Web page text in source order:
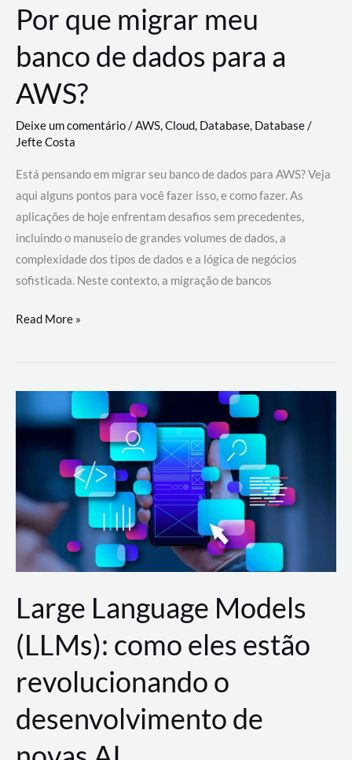
Por que migrar meu
banco de dados para a
AWS?
Deixe um comentário/AWS,Cloud, Database, Database/
Jefte Costa
Está pensando em migrar seu banco de dados para AWS? Veja
aqui alguns pontos para você fazer isso, e como fazer. As
aplicações de hoje enfrentam desafios sem precedentes,
incluindo o manuseio de grandes volumes de dados, a
complexidade dos tipos de dados e a lógica de negócios
sofisticada. Neste contexto, a migração de bancos
Por
migrar
de
a
AWS?
Read More »
Large Language Models
(LLMs): como eles estão
revolucionando o
desenvolvimento de